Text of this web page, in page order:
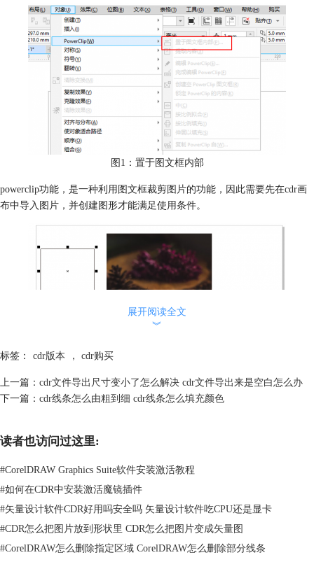
图1：置于图文框内部
powerclip功能，是一种利用图文框裁剪图片的功能，因此需要先在cdr画
布中导入图片，并创建图形才能满足使用条件。
在满足使用条件的情况下，如图3所示，置于图文框内部的功能会切换为
可用。大家如果找不到功能，可先检查一下画布中的对象是否满足功能的
使用条件。
展开阅读全文
︾
标签： cdr版本 ， cdr购买
上一篇： cdr文件导出尺寸变小了怎么解决 cdr文件导出来是空白怎么办
下一篇： cdr线条怎么由粗到细 cdr线条怎么填充颜色
读者也访问过这里:
#CorelDRAW Graphics Suite软件安装激活教程
#如何在CDR中安装激活魔镜插件
#矢量设计软件CDR好用吗安全吗 矢量设计软件吃CPU还是显卡
#CDR怎么把图片放到形状里 CDR怎么把图片变成矢量图
#CorelDRAW怎么删除指定区域 CorelDRAW怎么删除部分线条